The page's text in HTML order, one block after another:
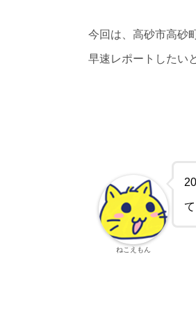
今回は、高砂市高砂
早速レポートしたい
ねこえもん